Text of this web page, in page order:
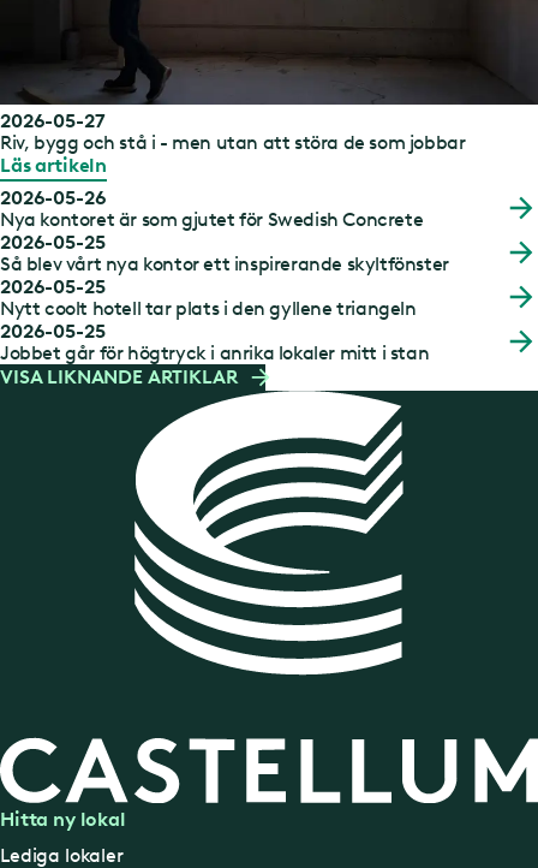
2026-05-27
Riv, bygg och stå i - men utan att störa de som jobbar
Läs artikeln
2026-05-26
Nya kontoret är som gjutet för Swedish Concrete
2026-05-25
Så blev vårt nya kontor ett inspirerande skyltfönster
2026-05-25
Nytt coolt hotell tar plats i den gyllene triangeln
2026-05-25
Jobbet går för högtryck i anrika lokaler mitt i stan
VISA LIKNANDE ARTIKLAR
Hitta ny lokal
Lediga lokaler